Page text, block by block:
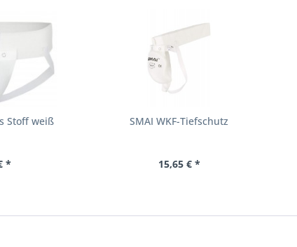
Stoff weiß
*
SMAI WKF-Tiefschutz
15,65 € *